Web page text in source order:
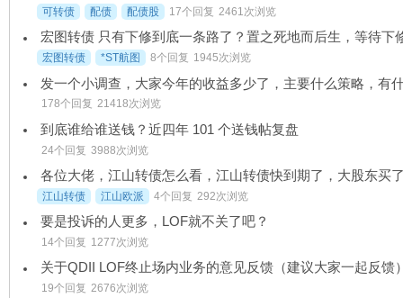
可转债 配债 配债股 17个回复 2461次浏览
宏图转债 *ST航图 8个回复 1945次浏览
178个回复 21418次浏览
到底谁给谁送钱？近四年 101 个送钱帖复盘
24个回复 3988次浏览
江山转债 江山欧派 4个回复 292次浏览
要是投诉的人更多，LOF就不关了吧？
14个回复 1277次浏览
关于QDII LOF终止场内业务的意见反馈（建议大家一起反馈
19个回复 2676次浏览